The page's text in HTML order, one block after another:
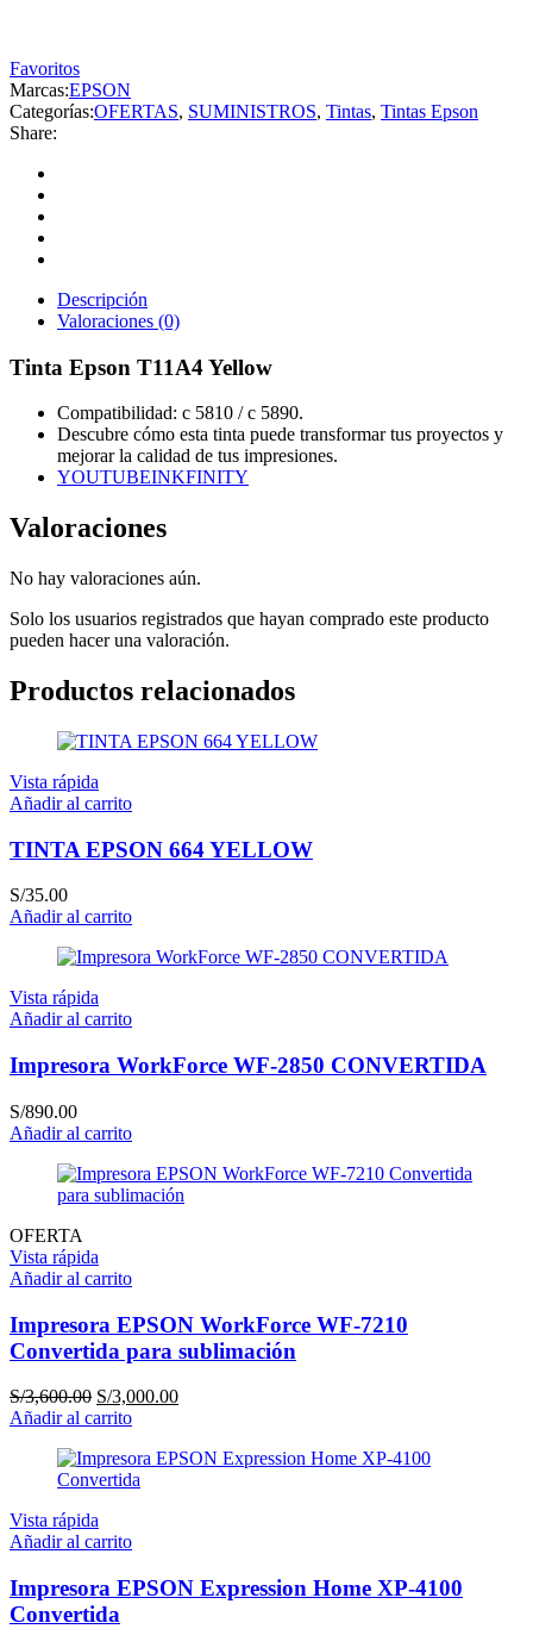
Favoritos
Marcas:EPSON
Categorías:OFERTAS, SUMINISTROS, Tintas, Tintas Epson
Share:
Descripción
Valoraciones (0)
Tinta Epson T11A4 Yellow
Compatibilidad: c 5810 / c 5890.
Descubre cómo esta tinta puede transformar tus proyectos y
mejorar la calidad de tus impresiones.
YOUTUBEINKFINITY
Valoraciones
No hay valoraciones aún.
Solo los usuarios registrados que hayan comprado este producto
pueden hacer una valoración.
Productos relacionados
Vista rápida
Añadir al carrito
TINTA EPSON 664 YELLOW
S/35.00
Añadir al carrito
Vista rápida
Añadir al carrito
Impresora WorkForce WF-2850 CONVERTIDA
S/890.00
Añadir al carrito
OFERTA
Vista rápida
Añadir al carrito
Impresora EPSON WorkForce WF-7210
Convertida para sublimación
S/3,600.00 El
precio
era:
S/3,600.00.
S/3,000.00El
es:
Añadir al carrito
Vista rápida
Añadir al carrito
Impresora EPSON Expression Home XP-4100
Convertida